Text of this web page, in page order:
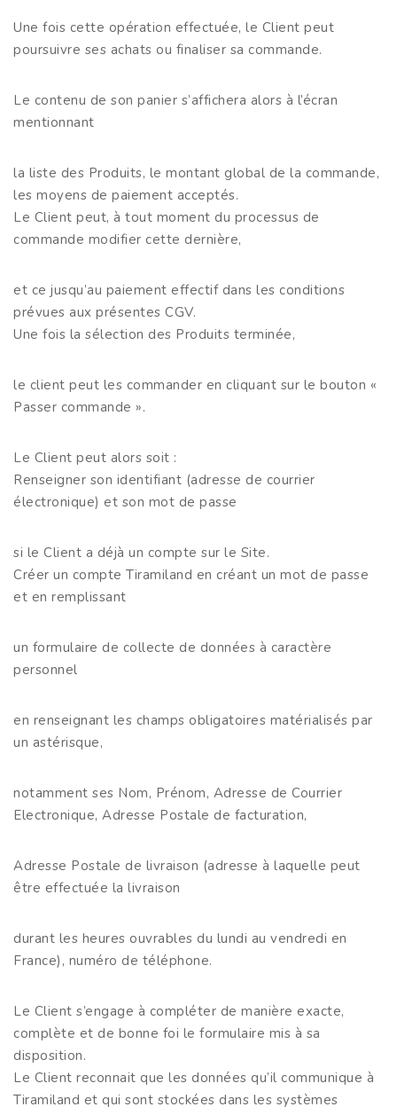
Une fois cette opération effectuée, le Client peut
poursuivre ses achats ou finaliser sa commande.
Le contenu de son panier s’affichera alors à l’écran
mentionnant
la liste des Produits, le montant global de la commande,
les moyens de paiement acceptés.
Le Client peut, à tout moment du processus de
commande modifier cette dernière,
et ce jusqu’au paiement effectif dans les conditions
prévues aux présentes CGV.
Une fois la sélection des Produits terminée,
le client peut les commander en cliquant sur le bouton «
Passer commande ».
Le Client peut alors soit :
Renseigner son identifiant (adresse de courrier
électronique) et son mot de passe
si le Client a déjà un compte sur le Site.
Créer un compte Tiramiland en créant un mot de passe
et en remplissant
un formulaire de collecte de données à caractère
personnel
en renseignant les champs obligatoires matérialisés par
un astérisque,
notamment ses Nom, Prénom, Adresse de Courrier
Electronique, Adresse Postale de facturation,
Adresse Postale de livraison (adresse à laquelle peut
être effectuée la livraison
durant les heures ouvrables du lundi au vendredi en
France), numéro de téléphone.
Le Client s’engage à compléter de manière exacte,
complète et de bonne foi le formulaire mis à sa
disposition.
Le Client reconnait que les données qu’il communique à
Tiramiland et qui sont stockées dans les systèmes